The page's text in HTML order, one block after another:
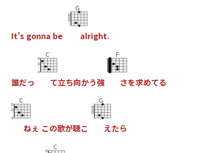
It's gonna be
G
alright.
誰だっ
C
て立ち向かう強
F
さを求めてる
C
ねぇ この歌が聴こ
G
えたら
C